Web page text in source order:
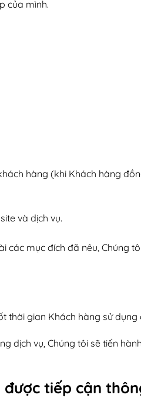
của mình.
hàng (khi Khách hàng
và dịch vụ.
mục đích đã nêu, Chúng
gian Khách hàng sử
dịch vụ, Chúng tôi sẽ tiến
được tiếp cận